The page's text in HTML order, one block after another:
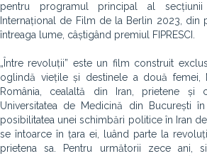
pentru programul principal al
Internațional de Film de la Berlin 2023,
întreaga lume, câștigând premiul FIPRESCI.
„Între revoluții” este un film construit
oglindă viețile și destinele a două femei,
România, cealaltă din Iran, prietene și
Universitatea de Medicină din București
posibilitatea unei schimbări politice în Iran
se întoarce în țara ei, luând parte la
prietena sa. Pentru următorii zece ani,